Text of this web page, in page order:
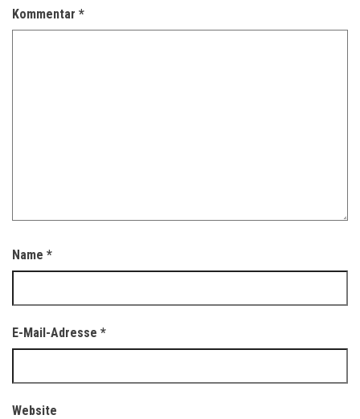
Kommentar *
Name *
E-Mail-Adresse *
Website